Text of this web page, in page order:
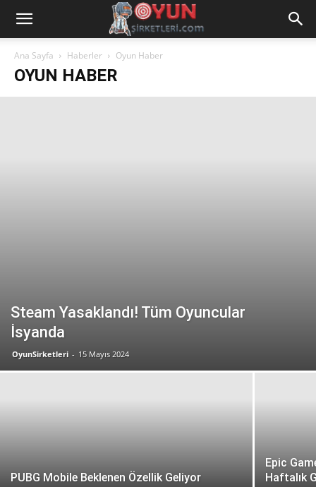
Ana Sayfa Haberler Oyun Haber
OYUN HABER
Steam Yasaklandı! Tüm Oyuncular
İsyanda
OyunSirketleri - 15 Mayıs 2024
PUBG Mobile Beklenen Özellik Geliyor
Epic
Haftalık